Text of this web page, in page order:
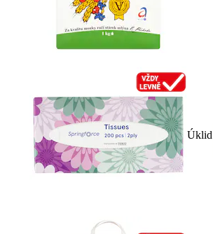
Úklid